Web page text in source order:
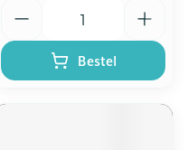
Bestel